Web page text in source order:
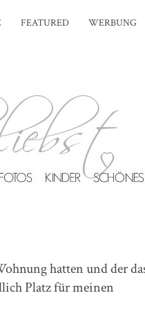
FEATURED WERBUNG
hatten und der
Platz für meinen